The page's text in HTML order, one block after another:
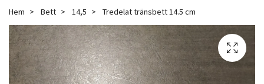
Hem Bett 14,5 Tredelat tränsbett 14.5 cm